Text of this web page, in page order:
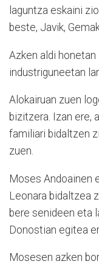
laguntza eskaini
beste, Javik,
Azken aldi
industriguneetan
Alokairuan zuen
bizitzera. Izan ere,
familiari bidaltzen
zuen.
Moses Andoainen
Leonara bidaltzea
bere senideen eta
Donostian egitea
Mosesen azken